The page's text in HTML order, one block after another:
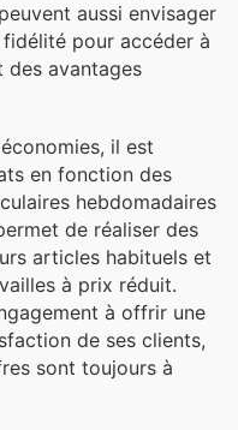
aussi envisager
pour accéder à
des avantages
il est
en fonction des
hebdomadaires
de réaliser des
articles habituels et
à prix réduit.
à offrir une
de ses clients,
sont toujours à